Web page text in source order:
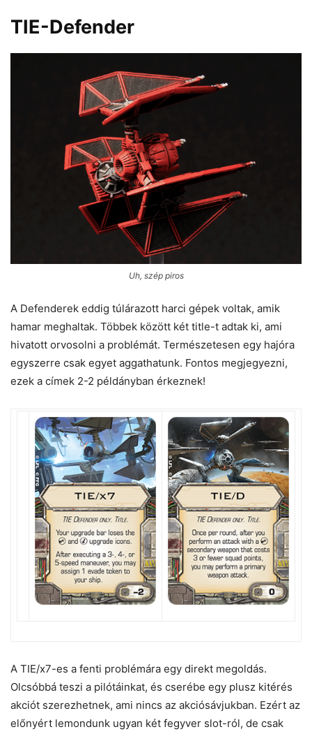
TIE-Defender
Uh, szép piros
A Defenderek eddig túlárazott harci gépek voltak, amik
hamar meghaltak. Többek között két title-t adtak ki, ami
hivatott orvosolni a problémát. Természetesen egy hajóra
egyszerre csak egyet aggathatunk. Fontos megjegyezni,
ezek a címek 2-2 példányban érkeznek!
A TIE/x7-es a fenti problémára egy direkt megoldás.
Olcsóbbá teszi a pilótáinkat, és cserébe egy plusz kitérés
akciót szerezhetnek, ami nincs az akciósávjukban. Ezért az
előnyért lemondunk ugyan két fegyver slot-ról, de csak